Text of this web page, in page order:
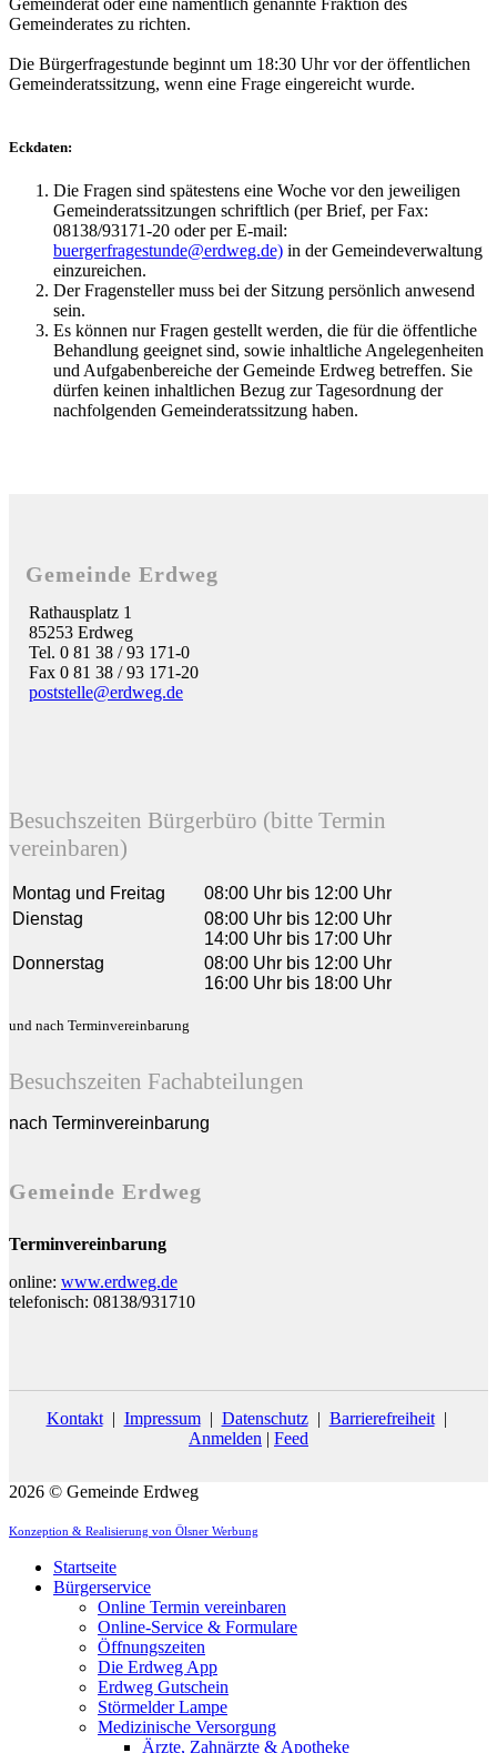
Gemeinderat oder eine namentlich genannte Fraktion des
Gemeinderates zu richten.
Die Bürgerfragestunde beginnt um 18:30 Uhr vor der öffentlichen
Gemeinderatssitzung, wenn eine Frage eingereicht wurde.
Eckdaten:
Die Fragen sind spätestens eine Woche vor den jeweiligen
Gemeinderatssitzungen schriftlich (per Brief, per Fax:
08138/93171-20 oder per E-mail:
buergerfragestunde@erdweg.de) in der Gemeindeverwaltung
einzureichen.
Der Fragensteller muss bei der Sitzung persönlich anwesend
sein.
Es können nur Fragen gestellt werden, die für die öffentliche
Behandlung geeignet sind, sowie inhaltliche Angelegenheiten
und Aufgabenbereiche der Gemeinde Erdweg betreffen. Sie
dürfen keinen inhaltlichen Bezug zur Tagesordnung der
nachfolgenden Gemeinderatssitzung haben.
Gemeinde Erdweg
Rathausplatz 1
85253 Erdweg
Tel. 0 81 38 / 93 171-0
Fax 0 81 38 / 93 171-20
poststelle@erdweg.de
Besuchszeiten Bürgerbüro (bitte Termin
vereinbaren)
Montag und Freitag
08:00 Uhr bis 12:00 Uhr
Dienstag
08:00 Uhr bis 12:00 Uhr
14:00 Uhr bis 17:00 Uhr
Donnerstag
08:00 Uhr bis 12:00 Uhr
16:00 Uhr bis 18:00 Uhr
und nach Terminvereinbarung
Besuchszeiten Fachabteilungen
nach Terminvereinbarung
Gemeinde Erdweg
Terminvereinbarung
online: www.erdweg.de
telefonisch: 08138/931710
Kontakt| Impressum| Datenschutz| Barrierefreiheit|
Anmelden | Feed
2026 © Gemeinde Erdweg
Konzeption & Realisierung von Ölsner Werbung
Startseite
Bürgerservice
Online Termin vereinbaren
Online-Service & Formulare
Öffnungszeiten
Die Erdweg App
Erdweg Gutschein
Störmelder Lampe
Medizinische Versorgung
Ärzte, Zahnärzte & Apotheke